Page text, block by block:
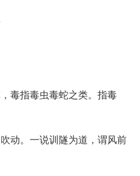
毒指毒虫毒蛇之类。指毒
动。一说训隧为道，谓风前